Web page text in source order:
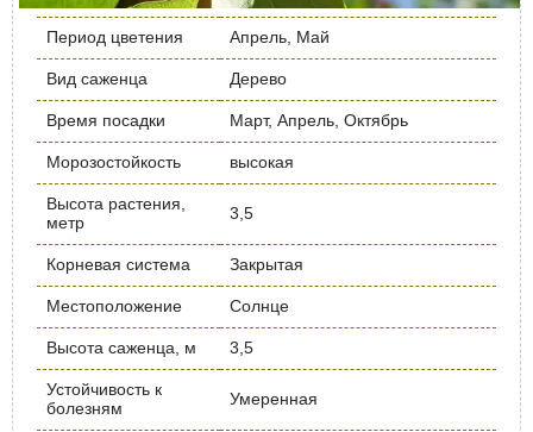
Период цветения Апрель, Май
Вид саженца Дерево
Время посадки Март, Апрель, Октябрь
Морозостойкость высокая
Высота растения,
метр
3,5
Корневая система Закрытая
Местоположение Солнце
Высота саженца, м 3,5
Устойчивость к
болезням
Умеренная